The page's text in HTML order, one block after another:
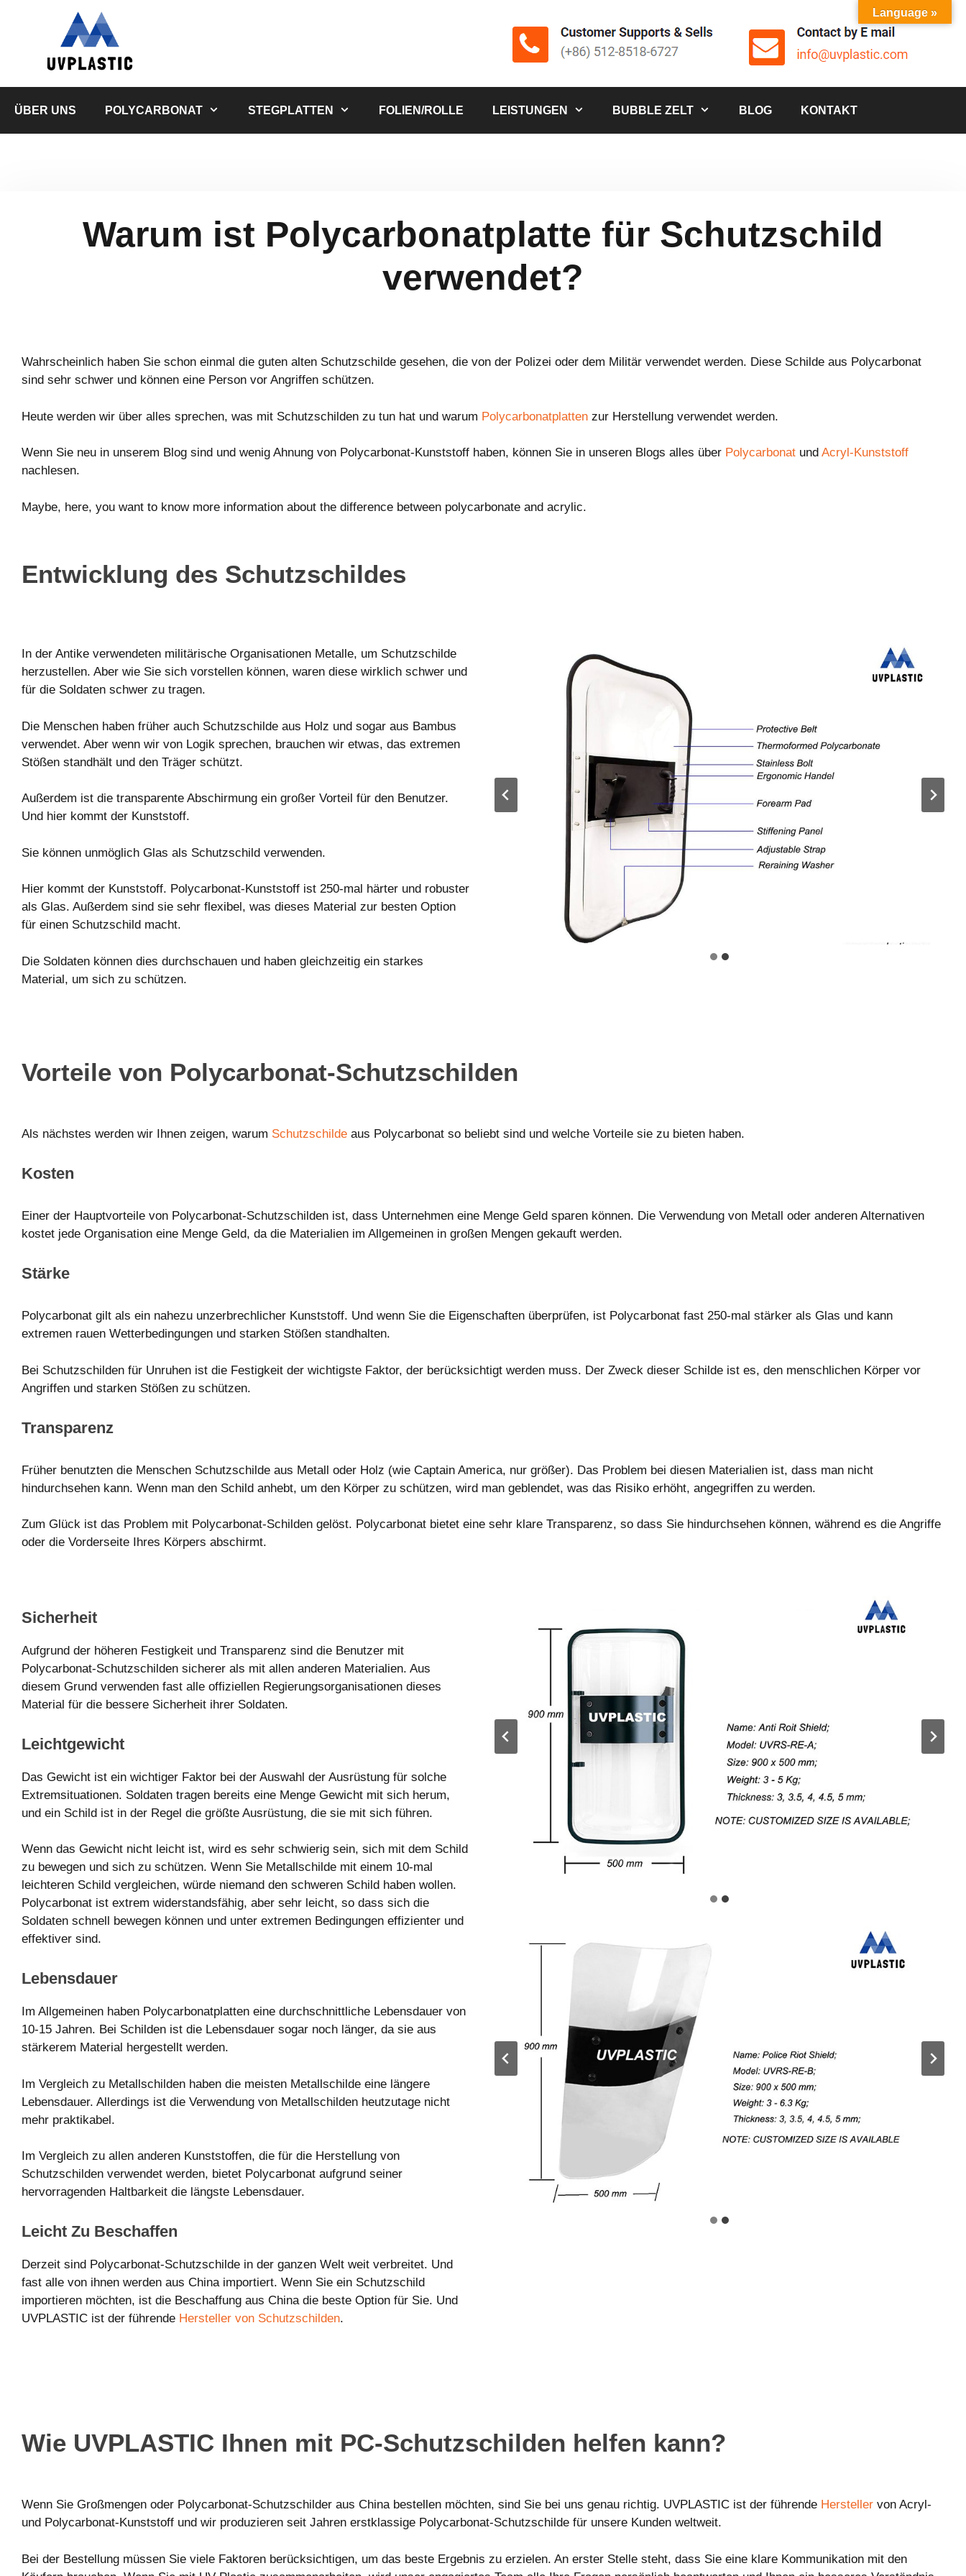
ÜBER UNS POLYCARBONAT STEGPLATTEN FOLIEN/ROLLE LEISTUNGEN BUBBLE ZELT BLOG KONTAKT
Warum ist Polycarbonatplatte für Schutzschild
verwendet?
Wahrscheinlich haben Sie schon einmal die guten alten Schutzschilde gesehen, die von der Polizei oder dem Militär verwendet werden. Diese Schilde aus Polycarbonat
sind sehr schwer und können eine Person vor Angriffen schützen.
Heute werden wir über alles sprechen, was mit Schutzschilden zu tun hat und warum Polycarbonatplatten zur Herstellung verwendet werden.
Wenn Sie neu in unserem Blog sind und wenig Ahnung von Polycarbonat-Kunststoff haben, können Sie in unseren Blogs alles über Polycarbonat und Acryl-Kunststoff
nachlesen.
Maybe, here, you want to know more information about the difference between polycarbonate and acrylic.
Entwicklung des Schutzschildes
In der Antike verwendeten militärische Organisationen Metalle, um Schutzschilde
herzustellen. Aber wie Sie sich vorstellen können, waren diese wirklich schwer und
für die Soldaten schwer zu tragen.
Die Menschen haben früher auch Schutzschilde aus Holz und sogar aus Bambus
verwendet. Aber wenn wir von Logik sprechen, brauchen wir etwas, das extremen
Stößen standhält und den Träger schützt.
Außerdem ist die transparente Abschirmung ein großer Vorteil für den Benutzer.
Und hier kommt der Kunststoff.
Sie können unmöglich Glas als Schutzschild verwenden.
Hier kommt der Kunststoff. Polycarbonat-Kunststoff ist 250-mal härter und robuster
als Glas. Außerdem sind sie sehr flexibel, was dieses Material zur besten Option
für einen Schutzschild macht.
Die Soldaten können dies durchschauen und haben gleichzeitig ein starkes
Material, um sich zu schützen.
Vorteile von Polycarbonat-Schutzschilden
Als nächstes werden wir Ihnen zeigen, warum Schutzschilde aus Polycarbonat so beliebt sind und welche Vorteile sie zu bieten haben.
Kosten
Einer der Hauptvorteile von Polycarbonat-Schutzschilden ist, dass Unternehmen eine Menge Geld sparen können. Die Verwendung von Metall oder anderen Alternativen
kostet jede Organisation eine Menge Geld, da die Materialien im Allgemeinen in großen Mengen gekauft werden.
Stärke
Polycarbonat gilt als ein nahezu unzerbrechlicher Kunststoff. Und wenn Sie die Eigenschaften überprüfen, ist Polycarbonat fast 250-mal stärker als Glas und kann
extremen rauen Wetterbedingungen und starken Stößen standhalten.
Bei Schutzschilden für Unruhen ist die Festigkeit der wichtigste Faktor, der berücksichtigt werden muss. Der Zweck dieser Schilde ist es, den menschlichen Körper vor
Angriffen und starken Stößen zu schützen.
Transparenz
Früher benutzten die Menschen Schutzschilde aus Metall oder Holz (wie Captain America, nur größer). Das Problem bei diesen Materialien ist, dass man nicht
hindurchsehen kann. Wenn man den Schild anhebt, um den Körper zu schützen, wird man geblendet, was das Risiko erhöht, angegriffen zu werden.
Zum Glück ist das Problem mit Polycarbonat-Schilden gelöst. Polycarbonat bietet eine sehr klare Transparenz, so dass Sie hindurchsehen können, während es die Angriffe
oder die Vorderseite Ihres Körpers abschirmt.
Sicherheit
Aufgrund der höheren Festigkeit und Transparenz sind die Benutzer mit
Polycarbonat-Schutzschilden sicherer als mit allen anderen Materialien. Aus
diesem Grund verwenden fast alle offiziellen Regierungsorganisationen dieses
Material für die bessere Sicherheit ihrer Soldaten.
Leichtgewicht
Das Gewicht ist ein wichtiger Faktor bei der Auswahl der Ausrüstung für solche
Extremsituationen. Soldaten tragen bereits eine Menge Gewicht mit sich herum,
und ein Schild ist in der Regel die größte Ausrüstung, die sie mit sich führen.
Wenn das Gewicht nicht leicht ist, wird es sehr schwierig sein, sich mit dem Schild
zu bewegen und sich zu schützen. Wenn Sie Metallschilde mit einem 10-mal
leichteren Schild vergleichen, würde niemand den schweren Schild haben wollen.
Polycarbonat ist extrem widerstandsfähig, aber sehr leicht, so dass sich die
Soldaten schnell bewegen können und unter extremen Bedingungen effizienter und
effektiver sind.
Lebensdauer
Im Allgemeinen haben Polycarbonatplatten eine durchschnittliche Lebensdauer von
10-15 Jahren. Bei Schilden ist die Lebensdauer sogar noch länger, da sie aus
stärkerem Material hergestellt werden.
Im Vergleich zu Metallschilden haben die meisten Metallschilde eine längere
Lebensdauer. Allerdings ist die Verwendung von Metallschilden heutzutage nicht
mehr praktikabel.
Im Vergleich zu allen anderen Kunststoffen, die für die Herstellung von
Schutzschilden verwendet werden, bietet Polycarbonat aufgrund seiner
hervorragenden Haltbarkeit die längste Lebensdauer.
Leicht Zu Beschaffen
Derzeit sind Polycarbonat-Schutzschilde in der ganzen Welt weit verbreitet. Und
fast alle von ihnen werden aus China importiert. Wenn Sie ein Schutzschild
importieren möchten, ist die Beschaffung aus China die beste Option für Sie. Und
UVPLASTIC ist der führende Hersteller von Schutzschilden.
Wie UVPLASTIC Ihnen mit PC-Schutzschilden helfen kann?
Wenn Sie Großmengen oder Polycarbonat-Schutzschilder aus China bestellen möchten, sind Sie bei uns genau richtig. UVPLASTIC ist der führende Hersteller von Acryl-
und Polycarbonat-Kunststoff und wir produzieren seit Jahren erstklassige Polycarbonat-Schutzschilde für unsere Kunden weltweit.
Bei der Bestellung müssen Sie viele Faktoren berücksichtigen, um das beste Ergebnis zu erzielen. An erster Stelle steht, dass Sie eine klare Kommunikation mit den
Language »